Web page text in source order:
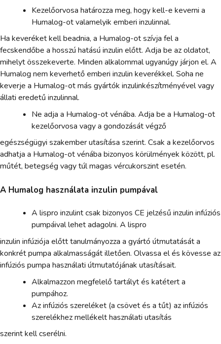
Kezelőorvosa határozza meg, hogy kell-e keverni a
Humalog-ot valamelyik emberi inzulinnal.
Ha keveréket kell beadnia, a Humalog-ot szívja fel a
fecskendőbe a hosszú hatású inzulin előtt. Adja be az oldatot,
mihelyt összekeverte. Minden alkalommal ugyanúgy járjon el. A
Humalog nem keverhető emberi inzulin keverékkel. Soha ne
keverje a Humalog-ot más gyártók inzulinkészítményével vagy
állati eredetű inzulinnal.
Ne adja a Humalog-ot vénába. Adja be a Humalog-ot
kezelőorvosa vagy a gondozását végző
egészségügyi szakember utasítása szerint. Csak a kezelőorvos
adhatja a Humalog-ot vénába bizonyos körülmények között, pl.
műtét, betegség vagy túl magas vércukorszint esetén.
A Humalog használata inzulin pumpával
A lispro inzulint csak bizonyos CE jelzésű inzulin infúziós
pumpáival lehet adagolni. A lispro
inzulin infúziója előtt tanulmányozza a gyártó útmutatását a
konkrét pumpa alkalmasságát illetően. Olvassa el és kövesse az
infúziós pumpa használati útmutatójának utasításait.
Alkalmazzon megfelelő tartályt és katétert a
pumpához.
Az infúziós szereléket (a csövet és a tűt) az infúziós
szerelékhez mellékelt használati utasítás
szerint kell cserélni.